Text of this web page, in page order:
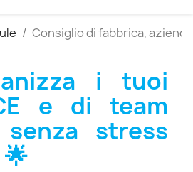
Consiglio di fabbrica,
i tuoi
e di team
stress